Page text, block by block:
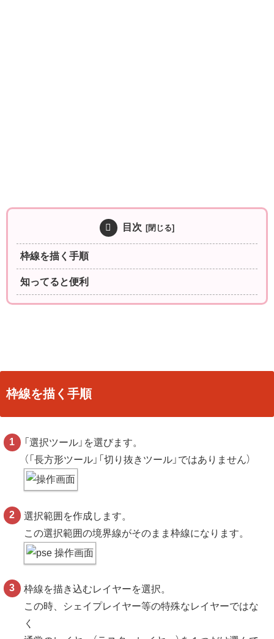
目次
枠線を描く手順
知ってると便利
枠線を描く手順
「選択ツール」を選びます。
（「長方形ツール」「切り抜きツール」ではありません）
選択範囲を作成します。
この選択範囲の境界線がそのまま枠線になります。
枠線を描き込むレイヤーを選択。
この時、シェイプレイヤー等の特殊なレイヤーではな
く